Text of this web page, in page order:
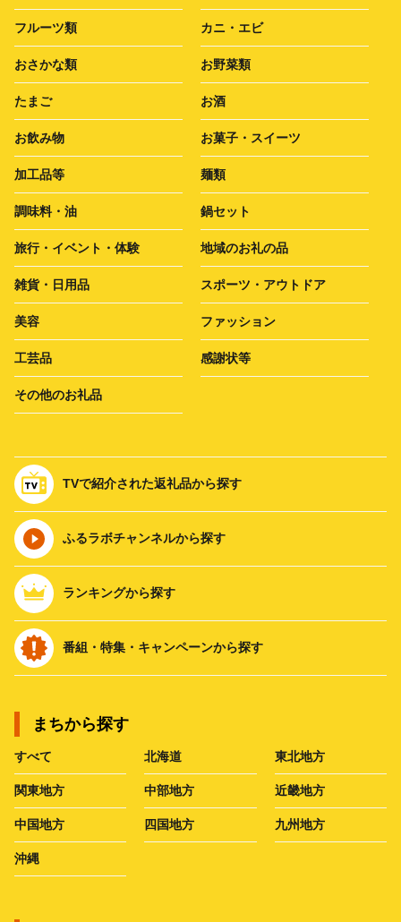
フルーツ類 カニ・エビ
おさかな類 お野菜類
たまご お酒
お飲み物 お菓子・スイーツ
加工品等 麺類
調味料・油 鍋セット
旅行・イベント・体験 地域のお礼の品
雑貨・日用品 スポーツ・アウトドア
美容 ファッション
工芸品 感謝状等
その他のお礼品
TVで紹介された返礼品から探す
ふるラボチャンネルから探す
ランキングから探す
番組・特集・キャンペーンから探す
まちから探す
すべて 北海道 東北地方
関東地方 中部地方 近畿地方
中国地方 四国地方 九州地方
沖縄